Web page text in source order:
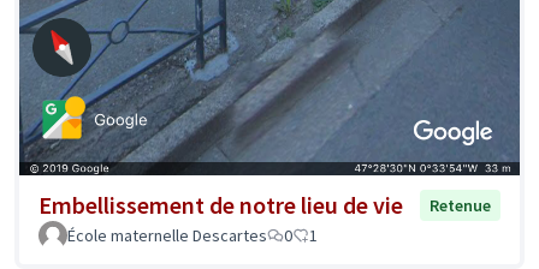
Embellissement de notre lieu de vie
Retenue
École maternelle Descartes
0 1